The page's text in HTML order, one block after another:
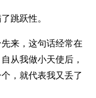
跳跃性。
来，这句话经常在
从我做小天使后，
，就代表我又丢了